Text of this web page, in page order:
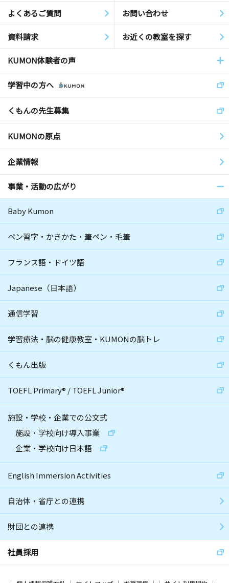
よくあるご質問 お問い合わせ
資料請求 お近くの教室を探す
KUMON体験者の声
学習中の方へ
くもんの先生募集
KUMONの原点
企業情報
事業・活動の広がり
Baby Kumon
ペン習字・かきかた・筆ペン・毛筆
フランス語・ドイツ語
Japanese（日本語）
通信学習
学習療法・脳の健康教室・KUMONの脳トレ
くもん出版
TOEFL Primary® /TOEFL Junior®
施設・学校・企業での公文式
施設・学校向け導入事業
企業・学校向け日本語
English Immersion Activities
自治体・省庁との連携
財団との連携
社員採用